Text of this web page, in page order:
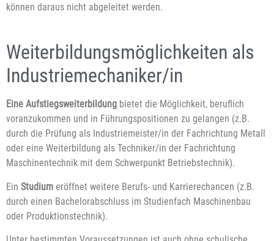
können daraus nicht abgeleitet werden.
Weiterbildungsmöglichkeiten als
Industriemechaniker/in
Eine Aufstiegsweiterbildung bietet die Möglichkeit, beruflich
voranzukommen und in Führungspositionen zu gelangen (z.B.
durch die Prüfung als Industriemeister/in der Fachrichtung Metall
oder eine Weiterbildung als Techniker/in der Fachrichtung
Maschinentechnik mit dem Schwerpunkt Betriebstechnik).
Ein Studium eröffnet weitere Berufs- und Karrierechancen (z.B.
durch einen Bachelorabschluss im Studienfach Maschinenbau
oder Produktionstechnik).